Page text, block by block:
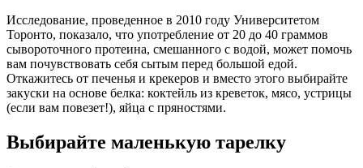
Исследование, проведенное в 2010 году Университетом
Торонто, показало, что употребление от 20 до 40 граммов
сывороточного протеина, смешанного с водой, может помочь
вам почувствовать себя сытым перед большой едой.
Откажитесь от печенья и крекеров и вместо этого выбирайте
закуски на основе белка: коктейль из креветок, мясо, устрицы
(если вам повезет!), яйца с пряностями.
Выбирайте маленькую тарелку